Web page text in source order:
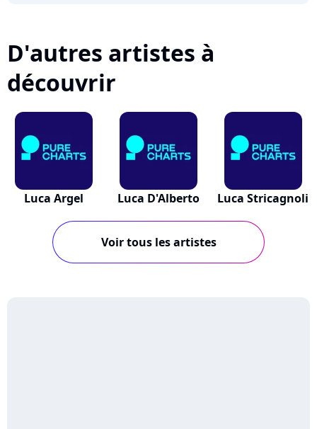
D'autres artistes à
découvrir
Luca Argel Luca D'Alberto Luca Stricagnoli
Voir tous les artistes